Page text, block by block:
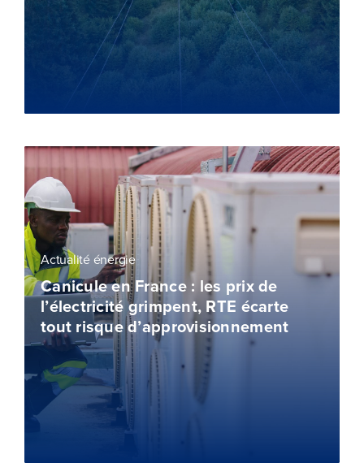
Actualité énergie
Canicule en France : les prix de
l’électricité grimpent, RTE écarte
tout risque d’approvisionnement